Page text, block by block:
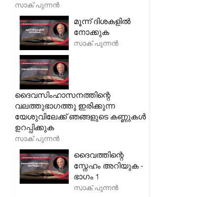
സാക് പുന്നൻ
മൂന്ന് ദിശകളിൽ
നോക്കുക
സാക് പുന്നൻ
ദൈവസിംഹാസനത്തിന്റെ
വലത്തുഭാഗത്തു ഇരിക്കുന്ന
യേശുവിലേക്ക് ഞങ്ങളുടെ കണ്ണുകൾ
ഉറപ്പിക്കുക
സാക് പുന്നൻ
ദൈവത്തിന്റെ
സ്നേഹം അറിയുക -
ഭാഗം 1
സാക് പുന്നൻ